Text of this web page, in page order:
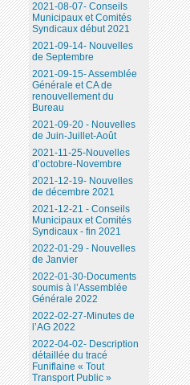
2021-08-07- Conseils
Municipaux et Comités
Syndicaux début 2021
2021-09-14- Nouvelles
de Septembre
2021-09-15- Assemblée
Générale et CA de
renouvellement du
Bureau
2021-09-20 - Nouvelles
de Juin-Juillet-Août
2021-11-25-Nouvelles
d’octobre-Novembre
2021-12-19- Nouvelles
de décembre 2021
2021-12-21 - Conseils
Municipaux et Comités
Syndicaux - fin 2021
2022-01-29 - Nouvelles
de Janvier
2022-01-30-Documents
soumis à l’Assemblée
Générale 2022
2022-02-27-Minutes de
l’AG 2022
2022-04-02- Description
détaillée du tracé
Funiflaine « Tout
Transport Public »